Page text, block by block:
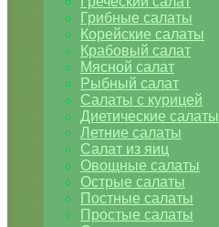
Грибные салаты
Корейские салаты
Крабовый салат
Мясной салат
Рыбный салат
Салаты с курицей
Диетические салаты
Летние салаты
Салат из яиц
Овощные салаты
Острые салаты
Постные салаты
Простые салаты